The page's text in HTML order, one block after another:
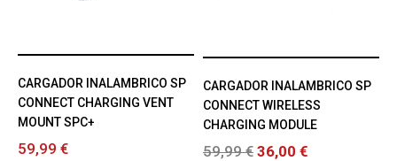
CARGADOR INALAMBRICO SP
CONNECT CHARGING VENT
MOUNT SPC+
59,99 €
CARGADOR INALAMBRICO SP
CONNECT WIRELESS
CHARGING MODULE
59,99 € 36,00 €